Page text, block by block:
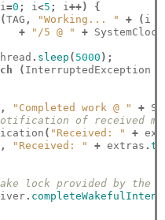
i=0 ; i<5 ; i++)
{
(TAG , "Working... " + ( i
+
"/5 @ " + SystemClock
. sleep ( 5000 );
( InterruptedException e
, "Completed work @ " +
of received
( "Received: " +
, "Received: " + extras .
lock provided by the
. completeWakefulIntent